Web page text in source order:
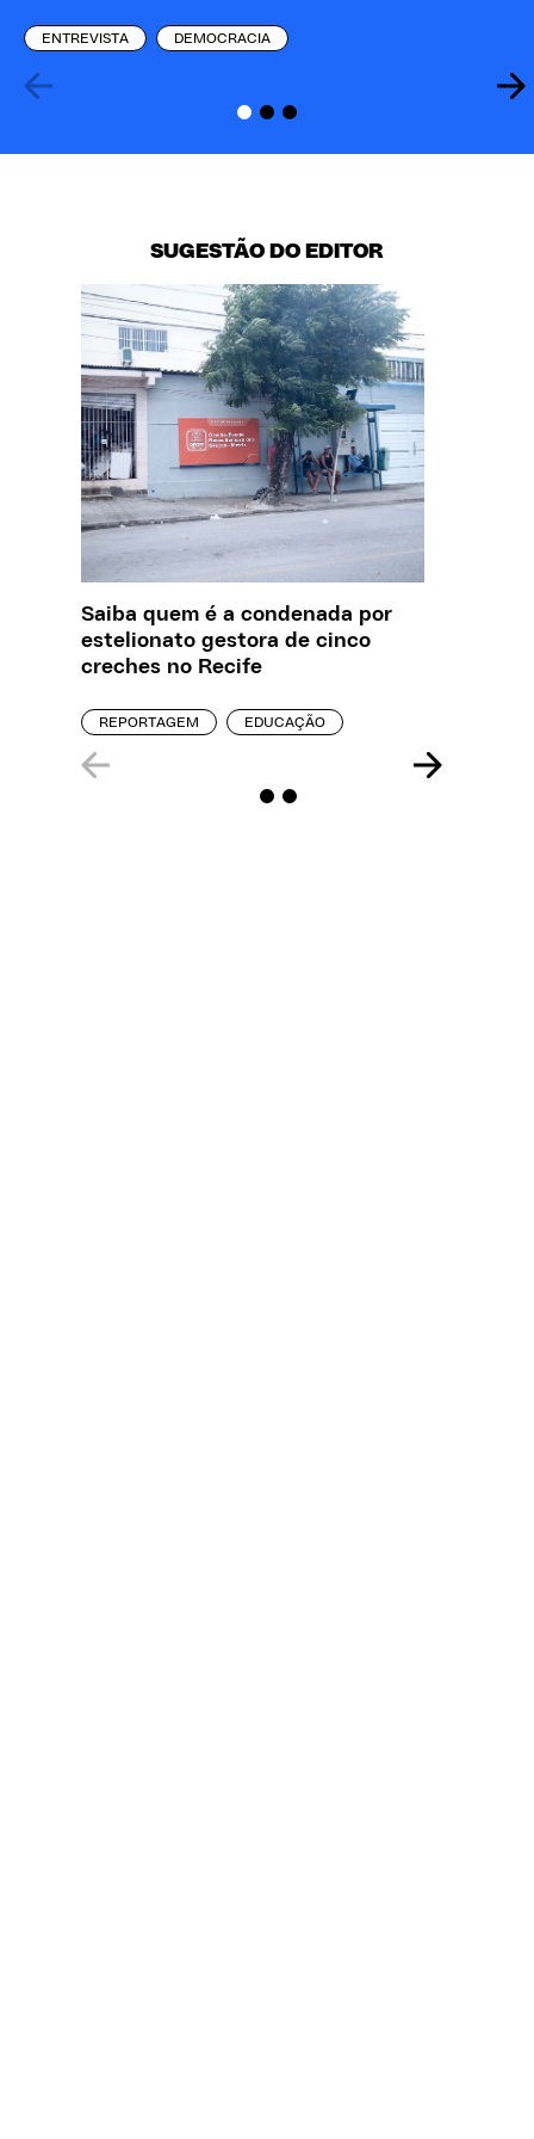
ENTREVISTA DEMOCRACIA
SUGESTÃO DO EDITOR
Saiba quem é a condenada por
estelionato gestora de cinco
creches no Recife
REPORTAGEM EDUCAÇÃO